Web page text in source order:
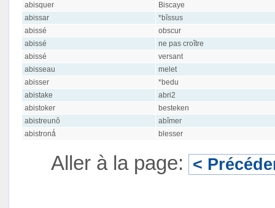
abisquer
Biscaye
abissar
*bĭssus
abissé
obscur
abissé
ne pas croître
abissé
versant
abisseau
melet
abisser
*bedu
abistake
abri2
abistoker
besteken
abistreunô
abîmer
abistronǻ
blesser
Aller à la page: <